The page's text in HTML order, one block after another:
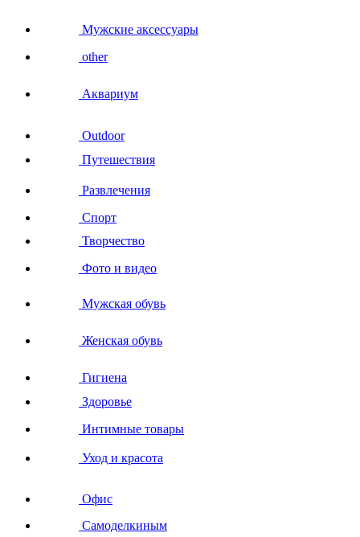
Мужские аксессуары
other
Аквариум
Outdoor
Путешествия
Развлечения
Спорт
Творчество
Фото и видео
Мужская обувь
Женская обувь
Гигиена
Здоровье
Интимные товары
Уход и красота
Офис
Самоделкиным